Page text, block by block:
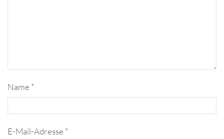
Name *
E-Mail-Adresse *